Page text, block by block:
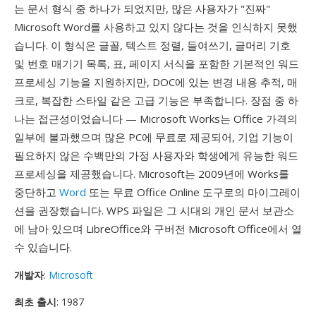
는 문서 형식 중 하나가 되었지만, 많은 사용자가 "진짜"
Microsoft Word를 사용하고 있지 않다는 것을 인식하지 못했
습니다. 이 형식은 글꼴, 텍스트 정렬, 들여쓰기, 글머리 기호
및 번호 매기기 목록, 표, 페이지 서식을 포함한 기본적인 워드
프로세싱 기능을 지원하지만, DOC에 있는 변경 내용 추적, 매
크로, 복잡한 스타일 같은 고급 기능은 부족합니다. 장점 중 하
나는 접근성이었습니다 — Microsoft Works는 Office 가격의
일부에 불과했으며 많은 PC에 무료로 제공되어, 기업 기능이
필요하지 않은 수백만의 가정 사용자와 학생에게 유능한 워드
프로세싱을 제공했습니다. Microsoft는 2009년에 Works를
중단하고 Word 또는 무료 Office Online 도구로의 마이그레이
션을 권장했습니다. WPS 파일은 그 시대의 개인 문서 보관소
에 남아 있으며 LibreOffice와 구버전 Microsoft Office에서 열
수 있습니다.
개발자: Microsoft
최초 출시: 1987